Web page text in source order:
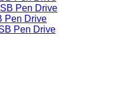
Pen Drive
Pen Drive
Pen Drive